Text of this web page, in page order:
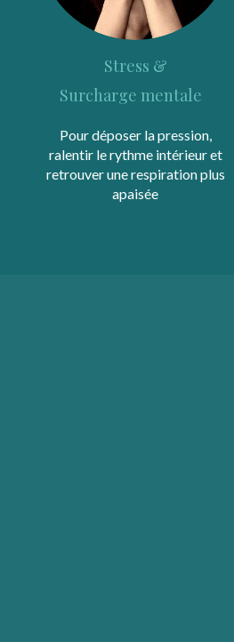
Stress &
Surcharge mentale
Pour déposer la pression,
ralentir le rythme intérieur et
retrouver une respiration plus
apaisée